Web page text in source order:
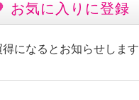
お気に入りに登録
得になるとお知らせします